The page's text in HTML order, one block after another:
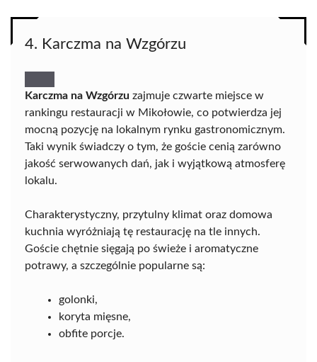
4. Karczma na Wzgórzu
Karczma na Wzgórzu zajmuje czwarte miejsce w
rankingu restauracji w Mikołowie, co potwierdza jej
mocną pozycję na lokalnym rynku gastronomicznym.
Taki wynik świadczy o tym, że goście cenią zarówno
jakość serwowanych dań, jak i wyjątkową atmosferę
lokalu.
Charakterystyczny, przytulny klimat oraz domowa
kuchnia wyróżniają tę restaurację na tle innych.
Goście chętnie sięgają po świeże i aromatyczne
potrawy, a szczególnie popularne są:
golonki,
koryta mięsne,
obfite porcje.